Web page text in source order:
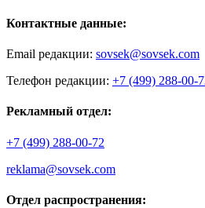
Контактные данные:
Email редакции: sovsek@sovsek.com
Телефон редакции: +7 (499) 288-00-
Рекламный отдел:
+7 (499) 288-00-72
reklama@sovsek.com
Отдел распространения: